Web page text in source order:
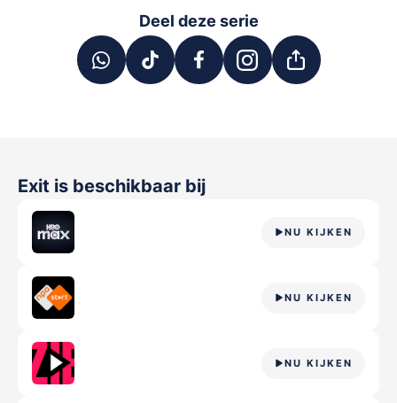
Deel deze serie
Exit is beschikbaar bij
NU KIJKEN
NU KIJKEN
NU KIJKEN